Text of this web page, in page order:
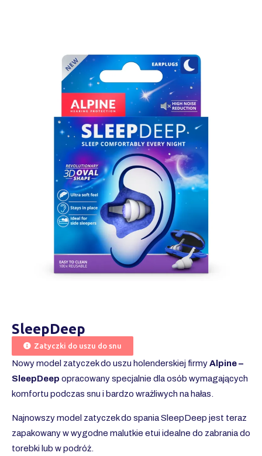
SleepDeep
Zatyczki do uszu do snu
Nowy model zatyczek do uszu holenderskiej firmyAlpine –
SleepDeep opracowany specjalnie dla osób wymagających
komfortu podczas snu i bardzo wrażliwych na hałas.
Najnowszy model zatyczek do spania SleepDeep jest teraz
zapakowany w wygodne malutkie etui idealne do zabrania do
torebki lub w podróż.